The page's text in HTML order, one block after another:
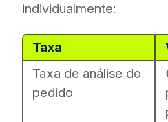
individualmente:
Taxa
Taxa de análise do
pedido